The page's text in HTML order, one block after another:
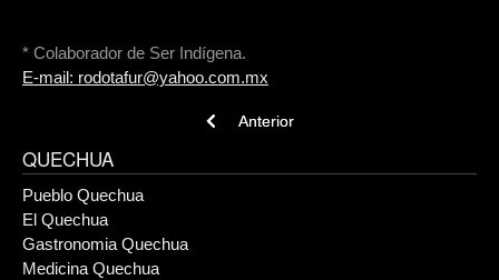
* Colaborador de Ser Indígena.
E-mail: rodotafur@yahoo.com.mx
Previous article: Quiwicha, el alimento
Anterior
QUECHUA
Pueblo Quechua
El Quechua
Gastronomia Quechua
Medicina Quechua